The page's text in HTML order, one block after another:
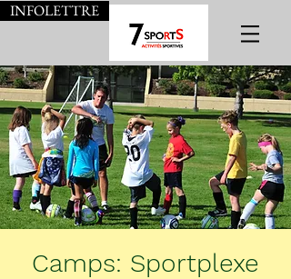
INFOLETTRE
Camps: Sportplexe